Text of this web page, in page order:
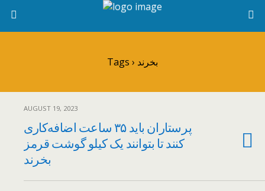
Tags › بخرند
AUGUST 19, 2023
پرستاران باید ۳۵ ساعت اضافه‌کاری
کنند تا بتوانند یک کیلو گوشت قرمز
بخرند